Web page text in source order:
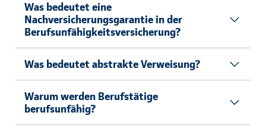
Was bedeutet eine
Nachversicherungsgarantie in der
Berufsunfähigkeitsversicherung?
Was bedeutet abstrakte Verweisung?
Warum werden Berufstätige
berufsunfähig?